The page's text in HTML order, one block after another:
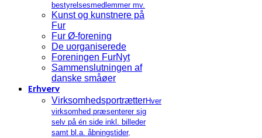
bestyrelsesmedlemmer mv.
Kunst og kunstnere på
Fur
Fur Ø-forening
De uorganiserede
Foreningen FurNyt
Sammenslutningen af
danske småøer
Erhverv
VirksomhedsportrætterHver
virksomhed præsenterer sig
selv på én side inkl. billeder
samt bl.a. åbningstider,